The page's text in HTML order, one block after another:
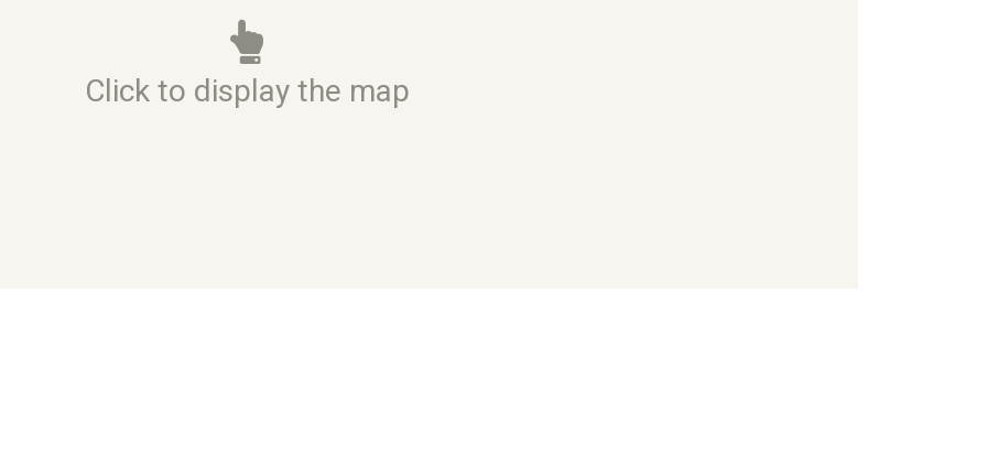
Click to display the map